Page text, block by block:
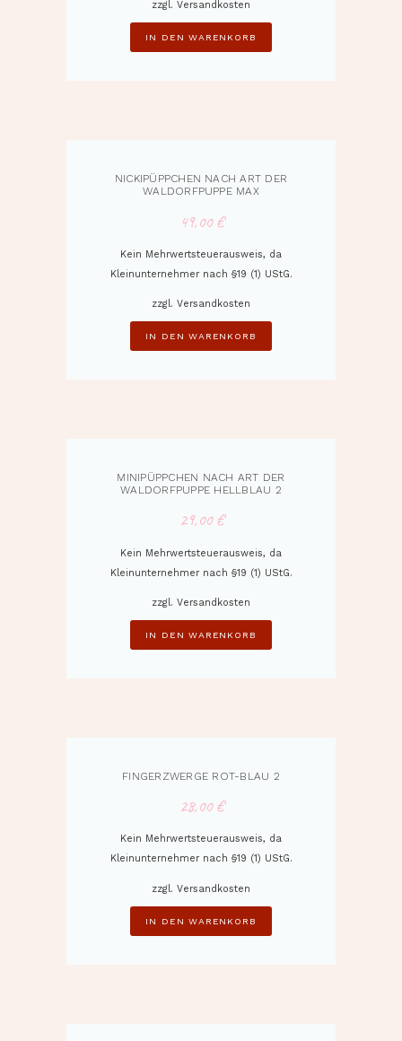
zzgl. Versandkosten
IN DEN WARENKORB
NICKIPÜPPCHEN NACH ART DER
WALDORFPUPPE MAX
49,00€
Kein Mehrwertsteuerausweis, da
Kleinunternehmer nach §19 (1) UStG.
zzgl. Versandkosten
IN DEN WARENKORB
MINIPÜPPCHEN NACH ART DER
WALDORFPUPPE HELLBLAU 2
29,00€
Kein Mehrwertsteuerausweis, da
Kleinunternehmer nach §19 (1) UStG.
zzgl. Versandkosten
IN DEN WARENKORB
FINGERZWERGE ROT-BLAU 2
28,00€
Kein Mehrwertsteuerausweis, da
Kleinunternehmer nach §19 (1) UStG.
zzgl. Versandkosten
IN DEN WARENKORB